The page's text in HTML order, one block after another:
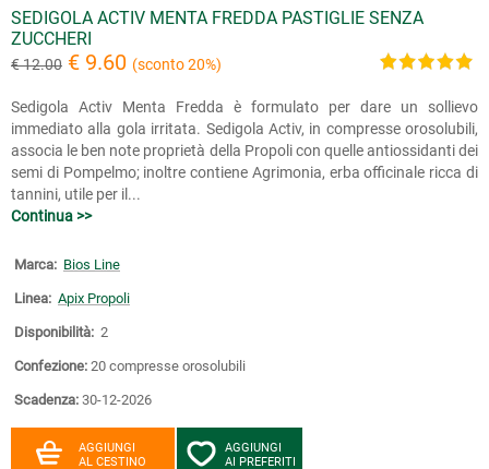
SEDIGOLA ACTIV MENTA FREDDA PASTIGLIE SENZA
ZUCCHERI
€ 12.00 € 9.60 (sconto 20%)
Sedigola Activ Menta Fredda è formulato per dare un sollievo
immediato alla gola irritata. Sedigola Activ, in compresse orosolubili,
associa le ben note proprietà della Propoli con quelle antiossidanti dei
semi di Pompelmo; inoltre contiene Agrimonia, erba officinale ricca di
tannini, utile per il...
Continua >>
Marca: Bios Line
Linea: Apix Propoli
Disponibilità: 2
Confezione: 20 compresse orosolubili
Scadenza: 30-12-2026
AGGIUNGI
AL CESTINO
AGGIUNGI
AI PREFERITI